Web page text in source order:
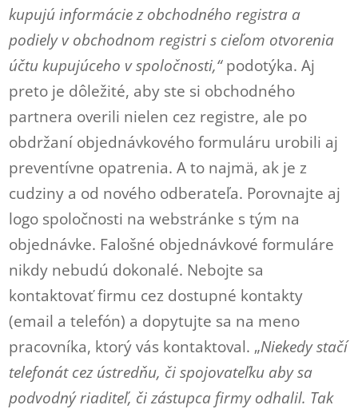
kupujú informácie z obchodného registra a
podiely v obchodnom registri s cieľom otvorenia
účtu kupujúceho v spoločnosti,“podotýka. Aj
preto je dôležité, aby ste si obchodného
partnera overili nielen cez registre, ale po
obdržaní objednávkového formuláru urobili aj
preventívne opatrenia. A to najmä, ak je z
cudziny a od nového odberateľa. Porovnajte aj
logo spoločnosti na webstránke s tým na
objednávke. Falošné objednávkové formuláre
nikdy nebudú dokonalé. Nebojte sa
kontaktovať firmu cez dostupné kontakty
(email a telefón) a dopytujte sa na meno
pracovníka, ktorý vás kontaktoval. „Niekedy stačí
telefonát cez ústredňu, či spojovateľku aby sa
podvodný riaditeľ, či zástupca firmy odhalil. Tak